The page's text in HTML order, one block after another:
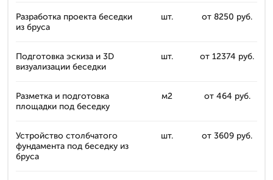
Разработка проекта беседки
из бруса
шт. от 8250 руб.
Подготовка эскиза и 3D
визуализации беседки
шт. от 12374 руб.
Разметка и подготовка
площадки под беседку
м2 от 464 руб.
Устройство столбчатого
фундамента под беседку из
бруса
шт. от 3609 руб.